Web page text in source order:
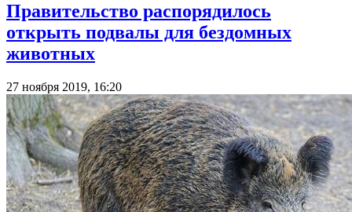
Правительство распорядилось
открыть подвалы для бездомных
животных
27 ноября 2019, 16:20